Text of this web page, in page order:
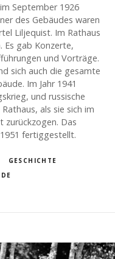
September 1926
des Gebäudes waren
Liljequist. Im Rathaus
Es gab Konzerte,
und Vorträge.
sich auch die gesamte
Im Jahr 1941
und russische
als sie sich im
zurückzogen. Das
fertiggestellt.
GESCHICHTE